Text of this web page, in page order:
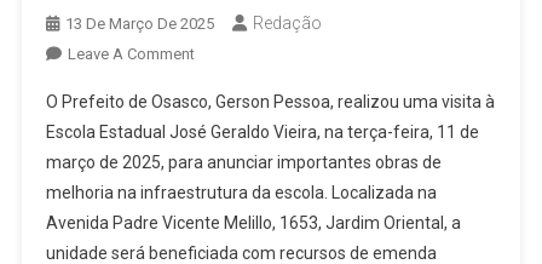
13 De Março De 2025 Redação
Leave A CommentOn
De
Osasco
Anuncia
Obras
De
Melhoria
O Prefeito de Osasco, Gerson Pessoa, realizou uma visita à
Escola Estadual José Geraldo Vieira, na terça-feira, 11 de
março de 2025, para anunciar importantes obras de
melhoria na infraestrutura da escola. Localizada na
Avenida Padre Vicente Melillo, 1653, Jardim Oriental, a
unidade será beneficiada com recursos de emenda